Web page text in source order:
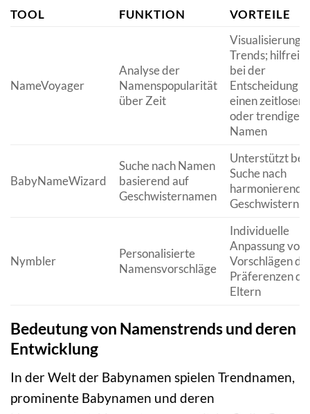
TOOL FUNKTION VORTEILE
NameVoyager
Analyse der
Namenspopularität
über Zeit
Visualisierung
Trends;
bei der
Entscheidung
einen zeitlosen
oder trendigen
Namen
BabyNameWizard
Suche nach Namen
basierend auf
Geschwisternamen
Unterstützt bei
Suche nach
Nymbler
Personalisierte
Namensvorschläge
Individuelle
Anpassung von
Vorschlägen
Präferenzen
Eltern
Bedeutung von Namenstrends und deren
Entwicklung
In der Welt der Babynamen spielen Trendnamen,
prominente Babynamen und deren